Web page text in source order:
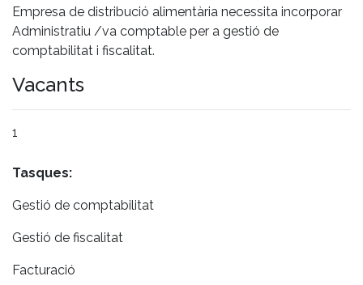
Empresa de distribució alimentària necessita incorporar
Administratiu /va comptable per a gestió de
comptabilitat i fiscalitat.
Vacants
1
Tasques:
Gestió de comptabilitat
Gestió de fiscalitat
Facturació